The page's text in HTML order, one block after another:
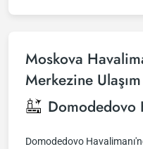
Moskova
Merkezine Ulaşım
Domodedovo
Domodedovo